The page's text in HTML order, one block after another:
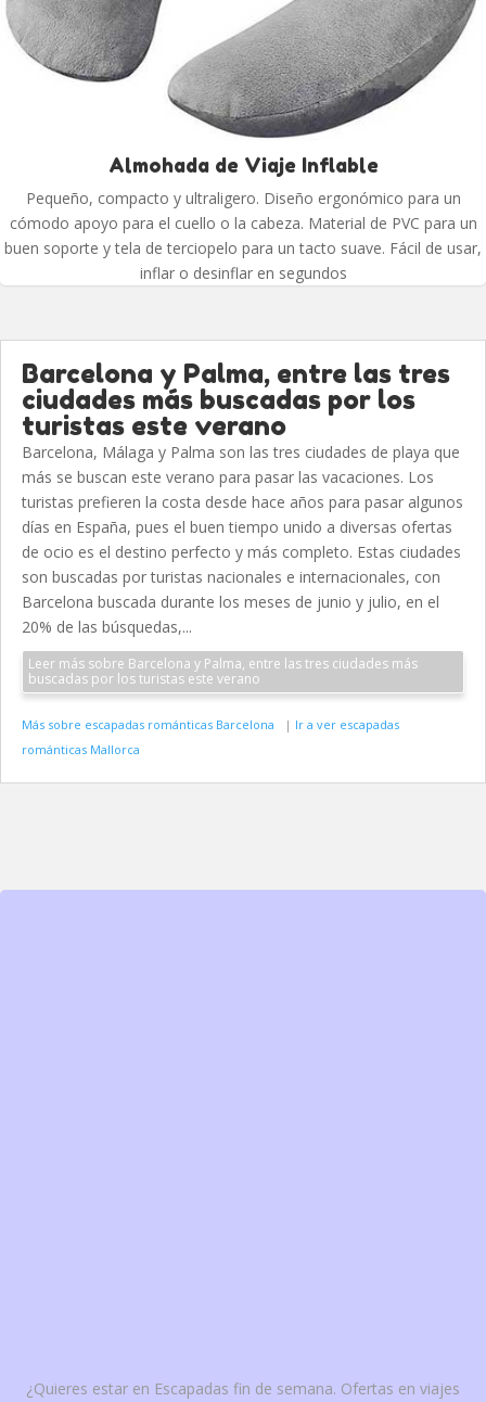
Almohada de Viaje Inflable
Pequeño, compacto y ultraligero. Diseño ergonómico para un
cómodo apoyo para el cuello o la cabeza. Material de PVC para un
buen soporte y tela de terciopelo para un tacto suave. Fácil de usar,
inflar o desinflar en segundos
Barcelona y Palma, entre las tres
ciudades más buscadas por los
turistas este verano
Barcelona, Málaga y Palma son las tres ciudades de playa que
más se buscan este verano para pasar las vacaciones. Los
turistas prefieren la costa desde hace años para pasar algunos
días en España, pues el buen tiempo unido a diversas ofertas
de ocio es el destino perfecto y más completo. Estas ciudades
son buscadas por turistas nacionales e internacionales, con
Barcelona buscada durante los meses de junio y julio, en el
20% de las búsquedas,...
Leer más sobre Barcelona y Palma, entre las tres ciudades más
buscadas por los turistas este verano
Más sobre escapadas románticas Barcelona | Ir a ver escapadas
románticas Mallorca
¿Quieres estar en Escapadas fin de semana. Ofertas en viajes